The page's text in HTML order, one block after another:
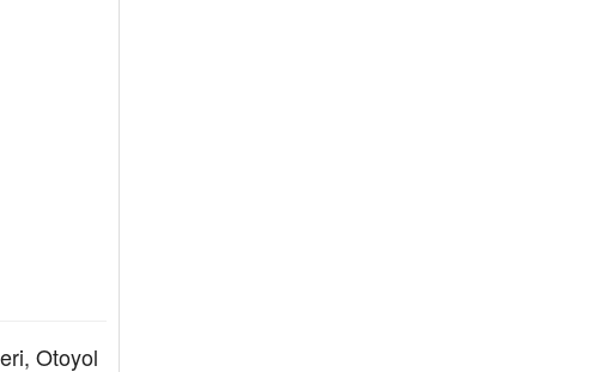
Otoyol